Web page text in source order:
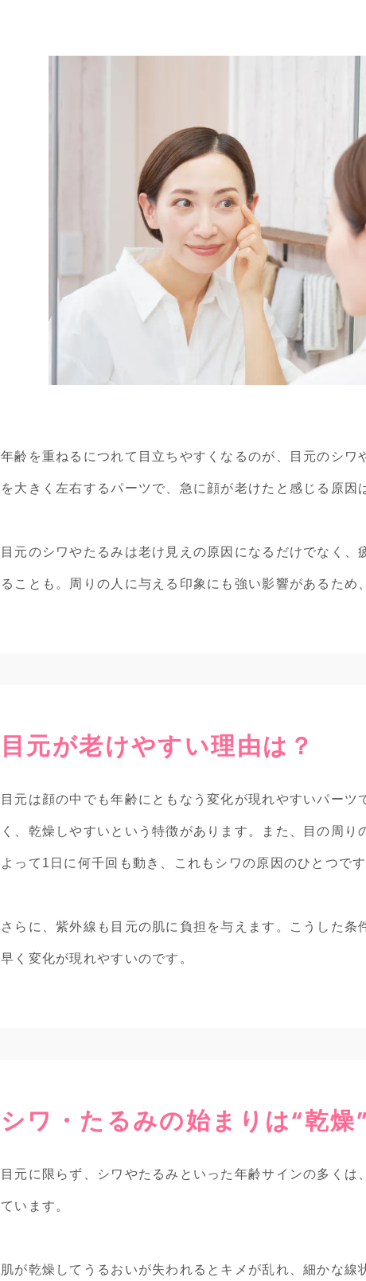
年齢を重ねるにつれて目立ちやすくなるのが、目元のシワ
を大きく左右するパーツで、急に顔が老けたと感じる原因
目元のシワやたるみは老け見えの原因になるだけでなく
ることも。周りの人に与える印象にも強い影響があるた
目元が老けやすい理由は？
目元は顔の中でも年齢にともなう変化が現れやすいパー
く、乾燥しやすいという特徴があります。また、目の周
よって1日に何千回も動き、これもシワの原因のひとつで
さらに、紫外線も目元の肌に負担を与えます。こうした
早く変化が現れやすいのです。
シワ・たるみの始まりは“乾燥
目元に限らず、シワやたるみといった年齢サインの多く
ています。
肌が乾燥してうるおいが失われるとキメが乱れ、細かな